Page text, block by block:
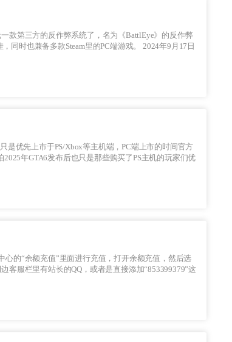
款第三方的反作弊系统了，名为《BattlEye》的反作弊
备多款Steam里的PC端游戏。 2024年9月17日
年GTA6发布后也只是那些购买了PS主机的玩家们优
心的“余额充值”里面进行充值，打开余额充值，然后选
客服栏里有站长的QQ，或者是直接添加“853399379”这